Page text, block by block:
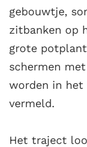
gebouwtje,
zitbanken op
grote
schermen
worden in het
vermeld.
Het traject